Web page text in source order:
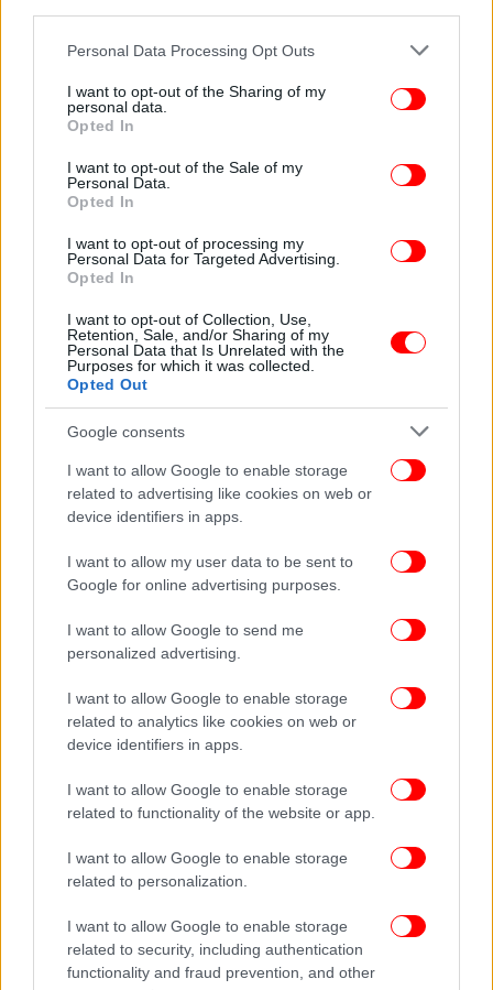
Please note that this website/app uses one or more Google
not limited to your visit or usage behaviour. You may click to
grant or deny consent to Google and its third-party tags to
use your data for below specified purposes in below Google
consent section.
Personal Data Processing Opt Outs
I want to opt-out of the Sharing of my
personal data.
Opted In
I want to opt-out of the Sale of my
Personal Data.
Opted In
I want to opt-out of processing my
Personal Data for Targeted Advertising.
Opted In
I want to opt-out of Collection, Use,
Retention, Sale, and/or Sharing of my
Personal Data that Is Unrelated with the
Purposes for which it was collected.
Opted Out
Google consents
I want to allow Google to enable storage
related to advertising like cookies on web or
device identifiers in apps.
I want to allow my user data to be sent to
Google for online advertising purposes.
I want to allow Google to send me
personalized advertising.
I want to allow Google to enable storage
related to analytics like cookies on web or
device identifiers in apps.
I want to allow Google to enable storage
related to functionality of the website or app.
I want to allow Google to enable storage
related to personalization.
I want to allow Google to enable storage
related to security, including authentication
functionality and fraud prevention, and other
Αυτή η διαδικασία αυτοπαρατήρησης,
επαναλαμβανόμενη με συνέπεια, οδηγεί σε
αναδιάταξη των συσχετισμών ανταμοιβής στο
μυαλό. Ο εγκέφαλος αρχίζει να «βλέπει» τη θετική
συναισθηματική απόδοση της συνέπειας, και έτσι,
κακές.
Η ισχύς της πρόθεσης
ευθυγραμμίζεται με την καθημερινή συμπεριφορά,
η αυτοπειθαρχία δεν βασίζεται πια μόνο στη
θέληση. Γίνεται μηχανισμός, υποστηριζόμενος από